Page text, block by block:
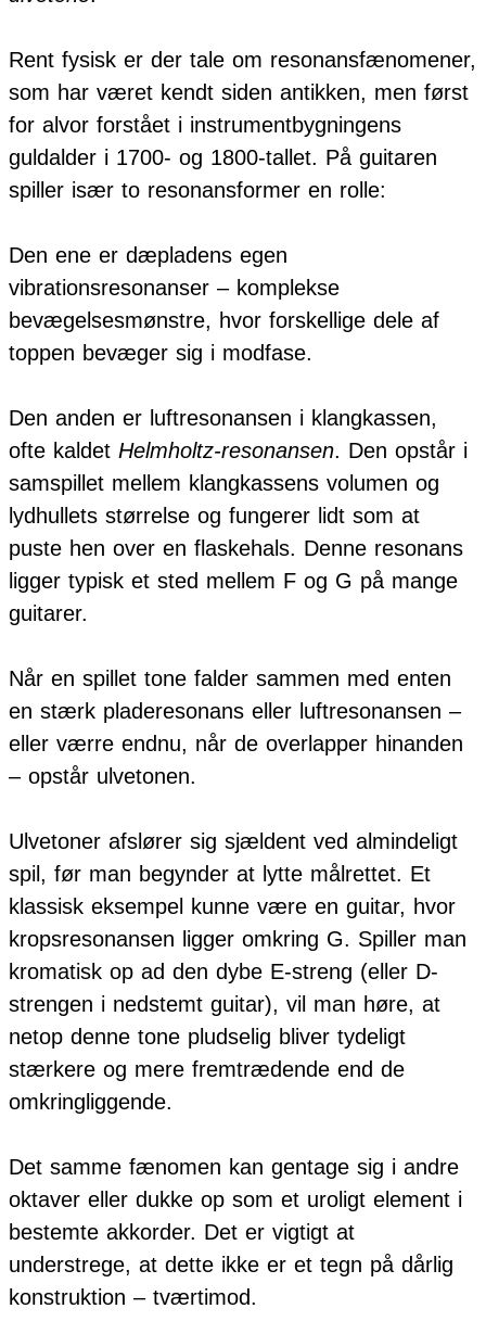
Rent fysisk er der tale om resonansfænomener,
som har været kendt siden antikken, men først
for alvor forstået i instrumentbygningens
guldalder i 1700- og 1800-tallet. På guitaren
spiller især to resonansformer en rolle:
Den ene er dæpladens egen
vibrationsresonanser – komplekse
bevægelsesmønstre, hvor forskellige dele af
toppen bevæger sig i modfase.
Den anden er luftresonansen i klangkassen,
ofte kaldet Helmholtz-resonansen. Den opstår i
samspillet mellem klangkassens volumen og
lydhullets størrelse og fungerer lidt som at
puste hen over en flaskehals. Denne resonans
ligger typisk et sted mellem F og G på mange
guitarer.
Når en spillet tone falder sammen med enten
en stærk pladeresonans eller luftresonansen –
eller værre endnu, når de overlapper hinanden
– opstår ulvetonen.
Ulvetoner afslører sig sjældent ved almindeligt
spil, før man begynder at lytte målrettet. Et
klassisk eksempel kunne være en guitar, hvor
kropsresonansen ligger omkring G. Spiller man
kromatisk op ad den dybe E-streng (eller D-
strengen i nedstemt guitar), vil man høre, at
netop denne tone pludselig bliver tydeligt
stærkere og mere fremtrædende end de
omkringliggende.
Det samme fænomen kan gentage sig i andre
oktaver eller dukke op som et uroligt element i
bestemte akkorder. Det er vigtigt at
understrege, at dette ikke er et tegn på dårlig
konstruktion – tværtimod.